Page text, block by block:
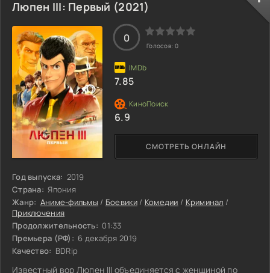
Люпен III: Первый (2021)
Год выпуска: 2019
Страна: Япония
Жанр: Аниме-фильмы / Боевики/ Комедии / Криминал /
Приключения
Продолжительность: 01:33
Премьера (РФ): 6 декабря 2019
Качество: BDRip
Известный вор Люпен III объединяется с женщиной по
СМОТРЕТЬ ОНЛАЙН
0
Голосов: 0
7.85
6.9